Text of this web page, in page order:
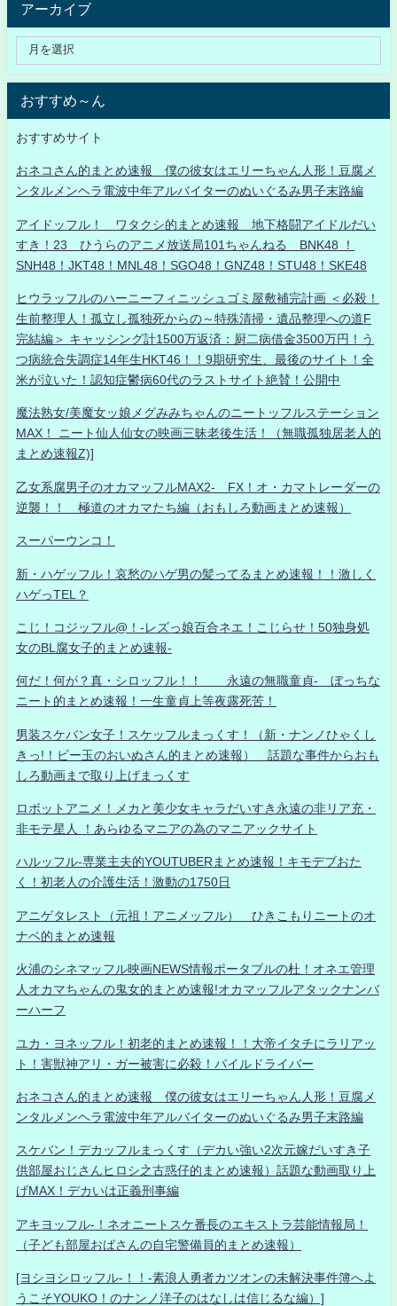
アーカイブ
おすすめ～ん
おすすめサイト
おネコさん的まとめ速報 僕の彼女はエリーちゃん人形！豆腐メ
ンタルメンヘラ電波中年アルバイターのぬいぐるみ男子末路編
アイドッフル！ ワタクシ的まとめ速報 地下格闘アイドルだい
すき！23 ひうらのアニメ放送局101ちゃんねる BNK48 ！
SNH48！JKT48！MNL48！SGO48！GNZ48！STU48！SKE48
ヒウラッフルのハーニーフィニッシュゴミ屋敷補完計画 ＜必殺！
生前整理人！孤立し孤独死からの～特殊清掃・遺品整理への道F
完結編＞ キャッシング計1500万返済：厨二病借金3500万円！う
つ病統合失調症14年生HKT46！！9期研究生、最後のサイト！全
米が泣いた！認知症鬱病60代のラストサイト絶賛！公開中
魔法熟女/美魔女ッ娘メグみみちゃんのニートッフルステーション
MAX！ ニート仙人仙女の映画三昧老後生活！（無職孤独居老人的
まとめ速報Z)]
乙女系腐男子のオカマッフルMAX2- FX！オ・カマトレーダーの
逆襲！！ 極道のオカマたち編（おもしろ動画まとめ速報）
スーパーウンコ！
新・ハゲッフル！哀愁のハゲ男の髪ってるまとめ速報！！激しく
ハゲっTEL？
こじ！コジッフル@！-レズっ娘百合ネエ！こじらせ！50独身処
女のBL腐女子的まとめ速報-
何だ！何が？真・シロッフル！！ 永遠の無職童貞- ぼっちな
ニート的まとめ速報！一生童貞上等夜露死苦！
男装スケバン女子！スケッフルまっくす！（新・ナンノひゃくし
きっ!！ビー玉のおいぬさん的まとめ速報） 話題な事件からおも
しろ動画まで取り上げまっくす
ロボットアニメ！メカと美少女キャラだいすき永遠の非リア充・
非モテ星人 ！あらゆるマニアの為のマニアックサイト
ハルッフル-専業主夫的YOUTUBERまとめ速報！キモデブおた
く！初老人の介護生活！激動の1750日
アニゲタレスト（元祖！アニメッフル） ひきこもりニートのオ
ナベ的まとめ速報
火浦のシネマッフル映画NEWS情報ポータブルの杜！オネエ管理
人オカマちゃんの鬼女的まとめ速報!オカマッフルアタックナンバ
ーハーフ
ユカ・ヨネッフル！初老的まとめ速報！！大帝イタチにラリアッ
ト！害獣神アリ・ガー被害に必殺！パイルドライバー
おネコさん的まとめ速報 僕の彼女はエリーちゃん人形！豆腐メ
ンタルメンヘラ電波中年アルバイターのぬいぐるみ男子末路編
スケバン！デカッフルまっくす（デカい強い2次元嫁だいすき子
供部屋おじさんヒロシ之古惑仔的まとめ速報）話題な動画取り上
げMAX！デカいは正義刑事編
アキヨッフル-！ネオニートスケ番長のエキストラ芸能情報局！
（子ども部屋おばさんの自宅警備員的まとめ速報）
[ヨシヨシロッフル-！！-素浪人勇者カツオンの未解決事件簿へよ
うこそYOUKO！のナンノ洋子のはなしは信じるな編）]